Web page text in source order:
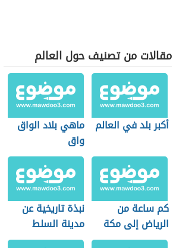
مقالات من تصنيف حول العالم
أكبر بلد في العالم
ماهي بلاد الواق
واق
كم ساعة من
الرياض إلى مكة
نبذة تاريخية عن
مدينة السلط